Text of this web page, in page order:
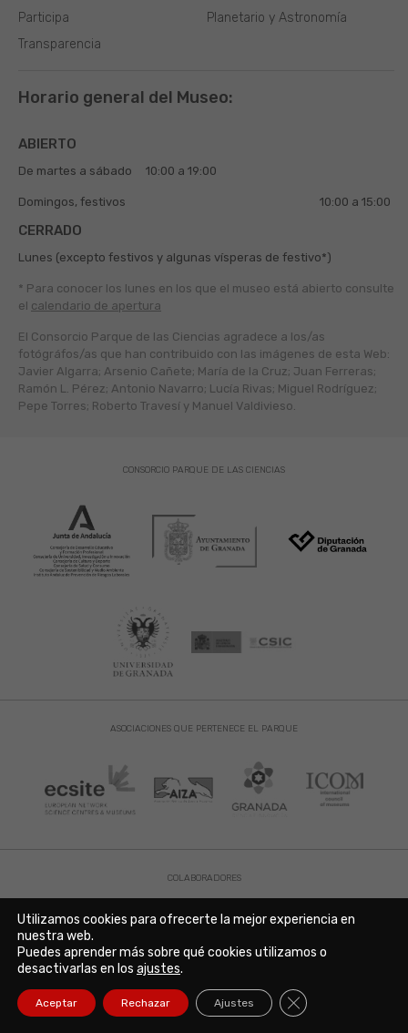
Planetario y Astronomía
Participa
Transparencia
Horario general del Museo:
ABIERTO
De martes a sábado 10:00 a 19:00
Domingos, festivos 10:00 a 15:00
CERRADO
Lunes (excepto festivos y algunas vísperas de festivo*)
* Para conocer los lunes en los que el museo está abierto consulte
el calendario de apertura
El Consorcio Parque de las Ciencias agradece a los/as
fotógráfos/as que han contribuido con las imágenes de esta Web:
Javier Algarra; Arsenio Cañete; María de la Cruz; Juan Ferreras;
Ramón L. Pérez; Antonio Navarro; Lucía Rivas; Miguel Rodríguez;
Pepe Torres; Roberto Travesí y Manuel Valdivieso.
ASOCIACIONES QUE PERTENECE EL PARQUE
CONSORCIO PARQUE DE LAS CIENCIAS
COLABORADORES
Utilizamos cookies para ofrecerte la mejor experiencia en
nuestra web.
Puedes aprender más sobre qué cookies utilizamos o
desactivarlas en los ajustes.
Aceptar Rechazar Ajustes Cerrar el banner de